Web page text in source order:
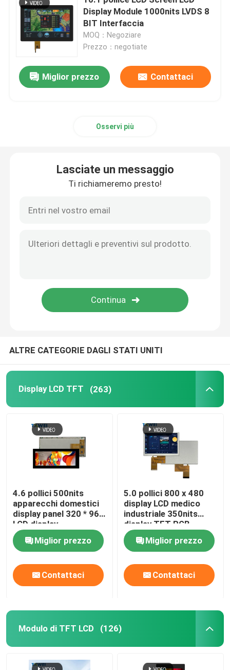
Giro TFT LCD
Scheda del driver HDMI
Pannello di tocco capacitivo
Modulo a 7 pollici dell'affissione a cristalli liquidi
Display Module 1000nits LVDS 8
BIT Interfaccia
MOQ：Negoziare
Prezzo：negotiate
Miglior prezzo Contattaci
Osservi più
Lasciate un messaggio
Ti richiameremo presto!
ALTRE CATEGORIE DAGLI STATI UNITI
Display LCD TFT (263)
4.6 pollici 500nits
apparecchi domestici
display panel 320 * 960
LCD display
Miglior prezzo
Contattaci
5.0 pollici 800 x 480
display LCD medico
industriale 350nits
display TFT RGB
Miglior prezzo
Contattaci
Modulo di TFT LCD (126)